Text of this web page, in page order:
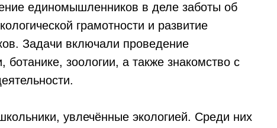
единомышленников в деле заботы об
грамотности и развитие
Задачи включали проведение
ботанике, зоологии, а также знакомство с
увлечённые экологией. Среди них